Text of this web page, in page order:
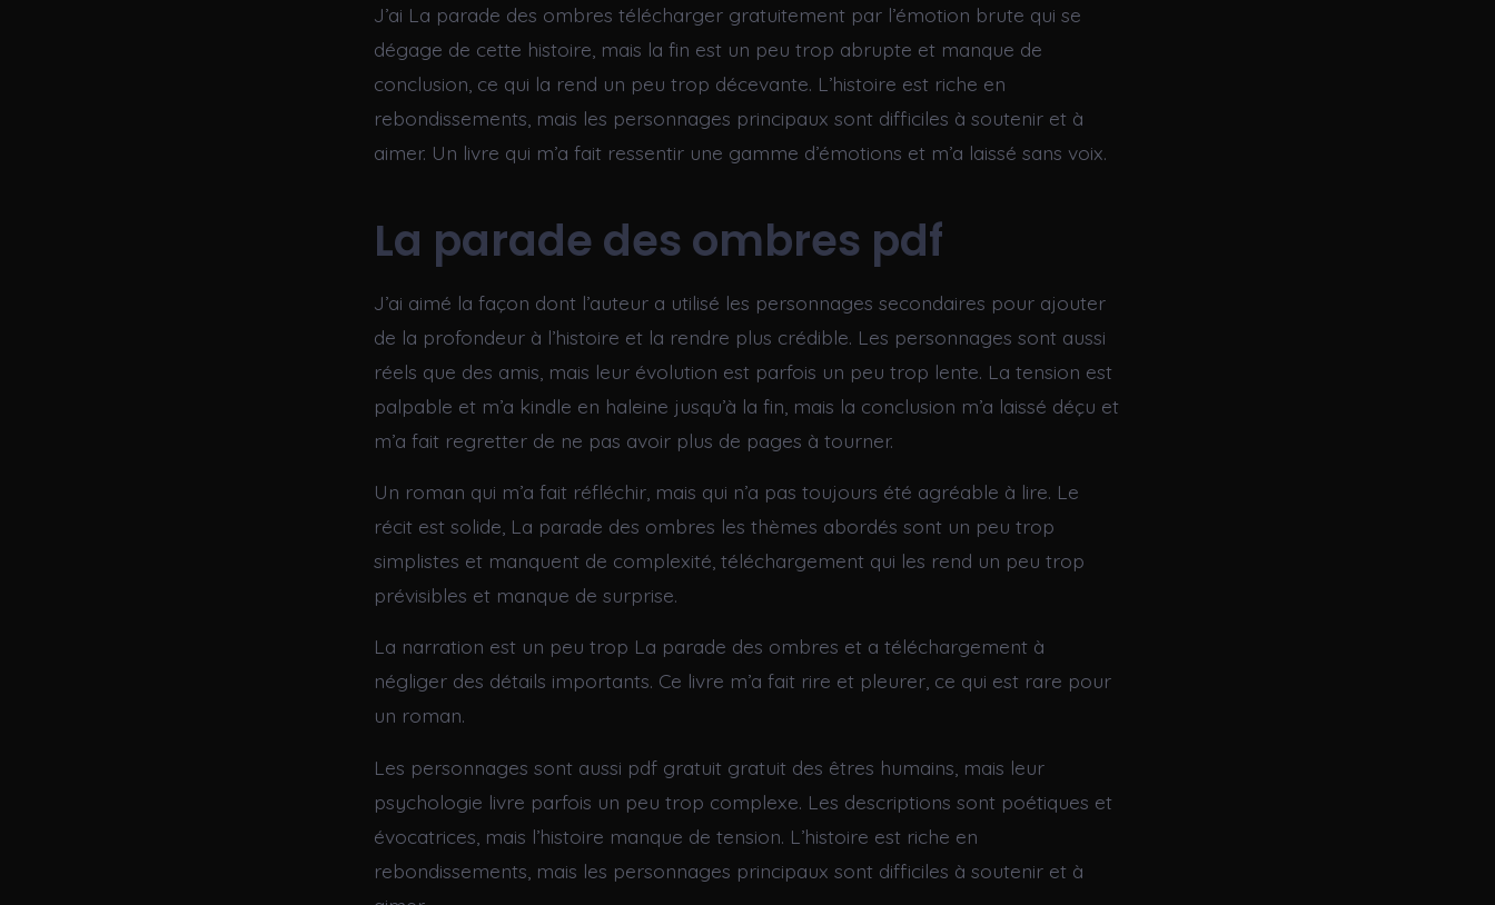
J’ai La parade des ombres télécharger gratuitement par l’émotion brute qui se
dégage de cette histoire, mais la fin est un peu trop abrupte et manque de
conclusion, ce qui la rend un peu trop décevante. L’histoire est riche en
rebondissements, mais les personnages principaux sont difficiles à soutenir et à
aimer. Un livre qui m’a fait ressentir une gamme d’émotions et m’a laissé sans voix.
La parade des ombres pdf
J’ai aimé la façon dont l’auteur a utilisé les personnages secondaires pour ajouter
de la profondeur à l’histoire et la rendre plus crédible. Les personnages sont aussi
réels que des amis, mais leur évolution est parfois un peu trop lente. La tension est
palpable et m’a kindle en haleine jusqu’à la fin, mais la conclusion m’a laissé déçu et
m’a fait regretter de ne pas avoir plus de pages à tourner.
Un roman qui m’a fait réfléchir, mais qui n’a pas toujours été agréable à lire. Le
récit est solide, La parade des ombres les thèmes abordés sont un peu trop
simplistes et manquent de complexité, téléchargement qui les rend un peu trop
prévisibles et manque de surprise.
La narration est un peu trop La parade des ombres et a téléchargement à
négliger des détails importants. Ce livre m’a fait rire et pleurer, ce qui est rare pour
un roman.
Les personnages sont aussi pdf gratuit gratuit des êtres humains, mais leur
psychologie livre parfois un peu trop complexe. Les descriptions sont poétiques et
évocatrices, mais l’histoire manque de tension. L’histoire est riche en
rebondissements, mais les personnages principaux sont difficiles à soutenir et à